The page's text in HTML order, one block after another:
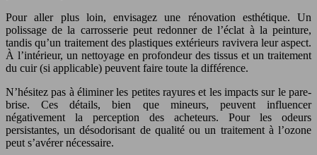
Pour aller plus loin, envisagez une rénovation esthétique. Un
polissage de la carrosserie peut redonner de l’éclat à la peinture,
tandis qu’un traitement des plastiques extérieurs ravivera leur aspect.
À l’intérieur, un nettoyage en profondeur des tissus et un traitement
du cuir (si applicable) peuvent faire toute la différence.
N’hésitez pas à éliminer les petites rayures et les impacts sur le pare-
brise. Ces détails, bien que mineurs, peuvent influencer
négativement la perception des acheteurs. Pour les odeurs
persistantes, un désodorisant de qualité ou un traitement à l’ozone
peut s’avérer nécessaire.